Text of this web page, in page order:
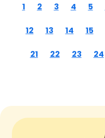
1 2 3 4 5
12 13 14 15
21 22 23 24